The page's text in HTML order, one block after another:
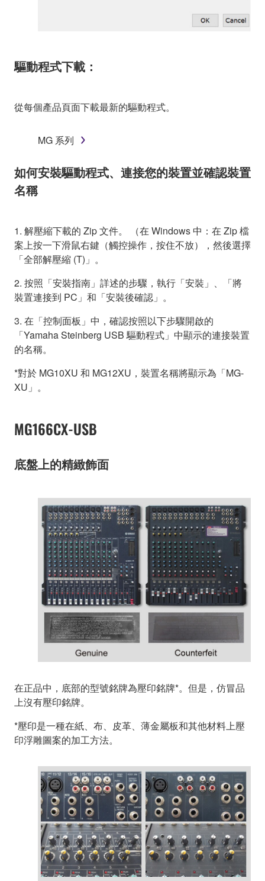
驅動程式下載：
從每個產品頁面下載最新的驅動程式。
MG 系列
如何安裝驅動程式、連接您的裝置並確認裝置
名稱
1. 解壓縮下載的 Zip 文件。 （在 Windows 中：在 Zip 檔
案上按一下滑鼠右鍵（觸控操作，按住不放），然後選擇
「全部解壓縮 (T)」。
2. 按照「安裝指南」詳述的步驟，執行「安裝」、「將
裝置連接到 PC」和「安裝後確認」。
3. 在「控制面板」中，確認按照以下步驟開啟的
「Yamaha Steinberg USB 驅動程式」中顯示的連接裝置
的名稱。
*對於 MG10XU 和 MG12XU，裝置名稱將顯示為「MG-
XU」。
MG166CX-USB
底盤上的精緻飾面
在正品中，底部的型號銘牌為壓印銘牌*。但是，仿冒品
上沒有壓印銘牌。
*壓印是一種在紙、布、皮革、薄金屬板和其他材料上壓
印浮雕圖案的加工方法。